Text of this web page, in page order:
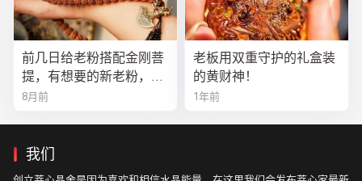
前几日给老粉搭配金刚菩
提，有想要的新老粉，都
可以来排队
8月前
老板用双重守护的礼盒装
的黄财神！
1年前
我们